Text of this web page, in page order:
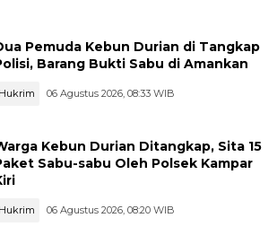
Pemuda Kebun Durian di Tangkap
Barang Bukti Sabu di Amankan
Hukrim 06 Agustus 2026, 08:33 WIB
Kebun Durian Ditangkap, Sita 15
Sabu-sabu Oleh Polsek Kampar
Hukrim 06 Agustus 2026, 08:20 WIB